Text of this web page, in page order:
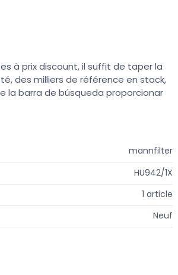
à prix discount, il suffit de taper la
des milliers de référence en stock,
la barra de búsqueda proporcionar
mannfilter
HU942/1X
1 article
Neuf